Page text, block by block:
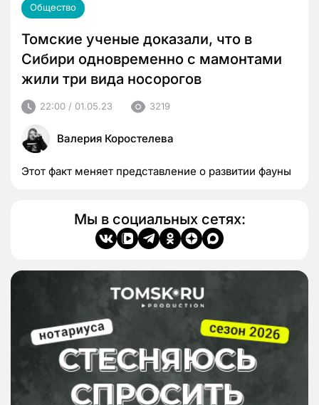
Общество
Томские ученые доказали, что в
Сибири одновременно с мамонтами
жили три вида носорогов
22:00 / 01.05.23 3219
Валерия Коростелева
Этот факт меняет представление о развитии фауны
Мы в социальных сетях: